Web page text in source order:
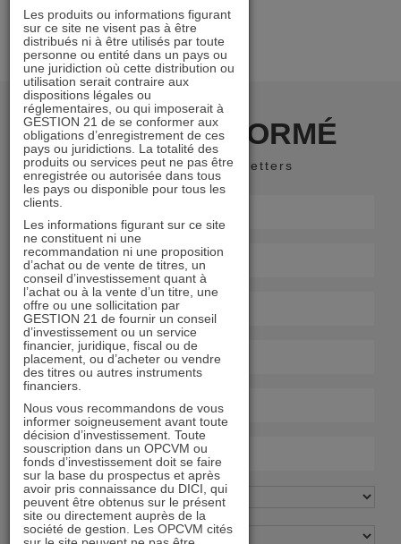
RESTER INFORMÉ
Recevoir nos newsletters
Les produits ou informations figurant
sur ce site ne visent pas à être
distribués ni à être utilisés par toute
personne ou entité dans un pays ou
une juridiction où cette distribution ou
utilisation serait contraire aux
dispositions légales ou
réglementaires, ou qui imposerait à
GESTION 21 de se conformer aux
obligations d’enregistrement de ces
pays ou juridictions. La totalité des
produits ou services peut ne pas être
enregistrée ou autorisée dans tous
les pays ou disponible pour tous les
clients.
Les informations figurant sur ce site
ne constituent ni une
recommandation ni une proposition
d’achat ou de vente de titres, un
conseil d’investissement quant à
l’achat ou à la vente d’un titre, une
offre ou une sollicitation par
GESTION 21 de fournir un conseil
d’investissement ou un service
financier, juridique, fiscal ou de
placement, ou d’acheter ou vendre
des titres ou autres instruments
financiers.
Nous vous recommandons de vous
informer soigneusement avant toute
décision d’investissement. Toute
souscription dans un OPCVM ou
fonds d’investissement doit se faire
sur la base du prospectus et après
avoir pris connaissance du DICI, qui
peuvent être obtenus sur le présent
site ou directement auprès de la
société de gestion. Les OPCVM cités